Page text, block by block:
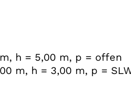
h = 5,00 m, p = offen
m, h = 3,00 m, p =